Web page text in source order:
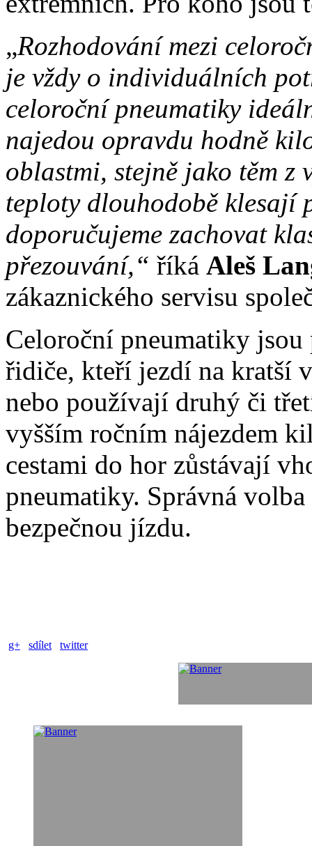
„Rozhodování mezi
je vždy o individuálních
celoroční pneumatiky
najedou opravdu hodně
oblastmi, stejně jako těm z
teploty dlouhodobě klesají
doporučujeme zachovat
přezouvání,“ říká Aleš
zákaznického servisu
Celoroční pneumatiky
řidiče, kteří jezdí na kratší
nebo používají druhý či
vyšším ročním nájezdem
cestami do hor zůstávají
pneumatiky. Správná
bezpečnou jízdu.
g+ sdílet twitter